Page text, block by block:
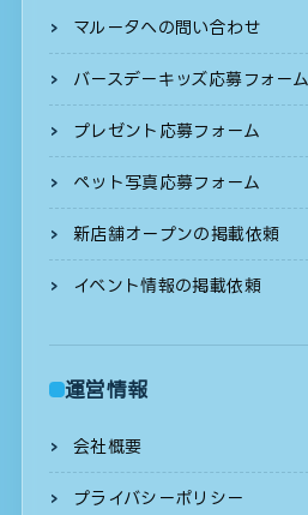
マルータへの問い合わせ
バースデーキッズ応募フォーム
プレゼント応募フォーム
ペット写真応募フォーム
新店舗オープンの掲載依頼
イベント情報の掲載依頼
運営情報
会社概要
プライバシーポリシー